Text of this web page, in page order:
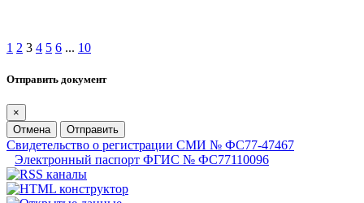
1 2 3 4 5 6 ... 10
Отправить документ
×
Отмена
Отправить
Свидетельство о регистрации СМИ № ФС77-47467
Электронный паспорт ФГИС № ФС77110096